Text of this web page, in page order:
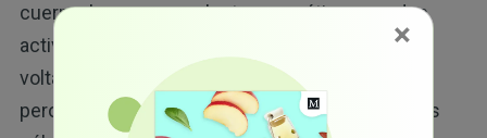
cuerpo: los campos electromagnéticos pueden
activar los canales de calcio dependientes del
voltaje (VGCC), lo que lleva a la formación de
peroxinitrito, un radical libre reactivo que daña las
×